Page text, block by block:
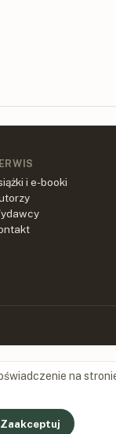
i e-booki
na
Zaakceptuj